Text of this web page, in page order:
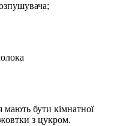
мають бути кімнатної
з цукром.